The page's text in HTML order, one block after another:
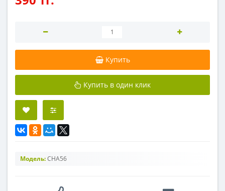
Купить
Купить в один клик
Модель:CHA56